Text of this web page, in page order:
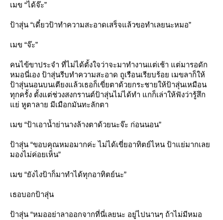
เมข “ได้จ๊ะ”
ป้าสุ่น “เดี๋ยวป้าทำความสะอาดเสร็จแล้วขอทำเลยนะหมอ”
เมข “จ๊ะ”
คนไข้ขาประจำ ที่ไม่ได้ตั้งใจว่าจะมาทำงานแต่เช้า แต่มารอดัก
หมอนี่เอง ป้าสุ่นรีบทำความสะอาด ถูเรือนเรียบร้อย เมขลาก็ให้
ป้าสุ่นนอนบนเตียงแล้วเธอก็เขี่ยตาด้วยกระชายให้ป้าสุ่นเหมือน
ทุกครั้ง ตั้งแต่ช่วงสงกรานต์ป้าสุ่นไม่ได้ทำ แกก็เล่าให้ฟังว่ารู้สึก
่ หูตาลาย มีเมือกมันทะลักตา
เมข “ป้าเอาน้ำย่านางล้างตาด้วยนะจ๊ะ ก่อนนอน”
ป้าสุ่น “ขอบคุณหมอมากค่ะ ไม่ได้เขี่ยอาทิตย์ไหน ป้าแย่มากเล
มองไม่ค่อยเห็น”
เมข “ยังไงป้าก็มาทำได้ทุกอาทิตย์นะ”
เธอบอกป้าสุ่น
ป้าสุ่น “หมออย่าลาออกจากที่นี่เลยนะ อยู่ไปนานๆ ถ้าไม่มีหมอ